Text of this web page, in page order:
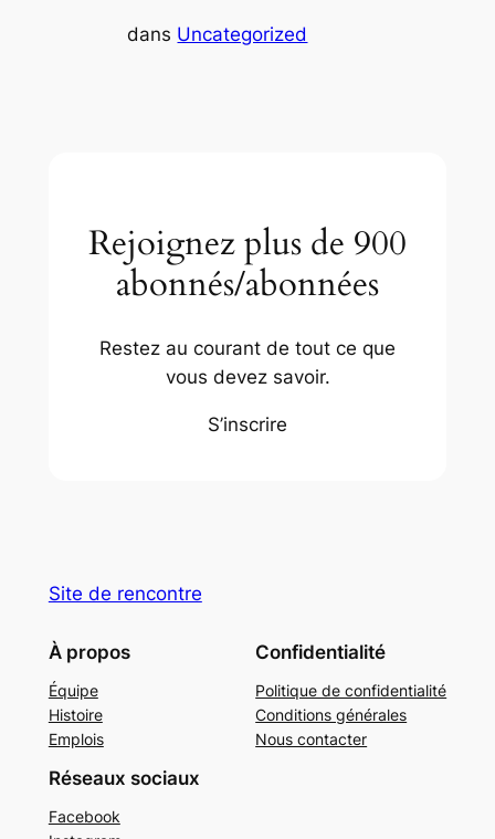
dans Uncategorized
Rejoignez plus de 900
abonnés/abonnées
Restez au courant de tout ce que
vous devez savoir.
S’inscrire
Site de rencontre
À propos
Équipe
Histoire
Emplois
Confidentialité
Politique de confidentialité
Conditions générales
Nous contacter
Réseaux sociaux
Facebook